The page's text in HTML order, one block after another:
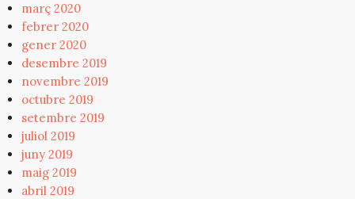
març 2020
febrer 2020
gener 2020
desembre 2019
novembre 2019
octubre 2019
setembre 2019
juliol 2019
juny 2019
maig 2019
abril 2019